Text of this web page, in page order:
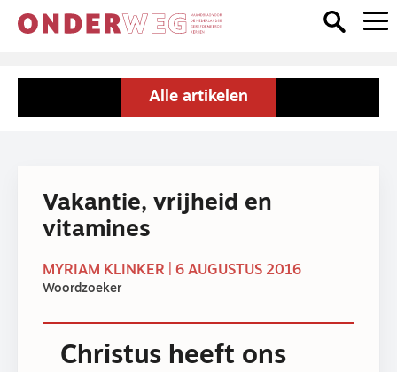
Alle artikelen
Vakantie, vrijheid en
vitamines
MYRIAM KLINKER | 6 AUGUSTUS 2016
Woordzoeker
Christus heeft ons